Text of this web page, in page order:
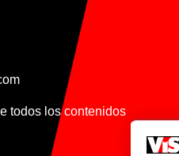
todos los contenidos